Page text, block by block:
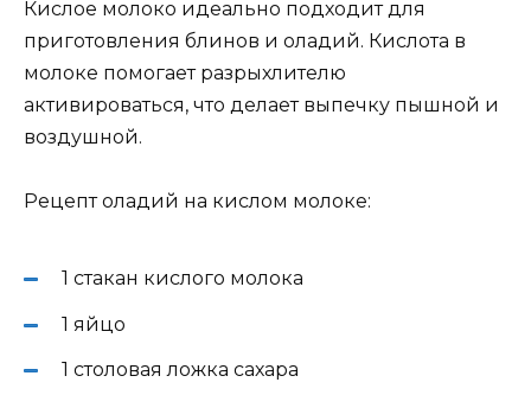
Кислое молоко идеально подходит для
приготовления блинов и оладий. Кислота в
молоке помогает разрыхлителю
активироваться, что делает выпечку пышной и
воздушной.
Рецепт оладий на кислом молоке:
1 стакан кислого молока
1 яйцо
1 столовая ложка сахара